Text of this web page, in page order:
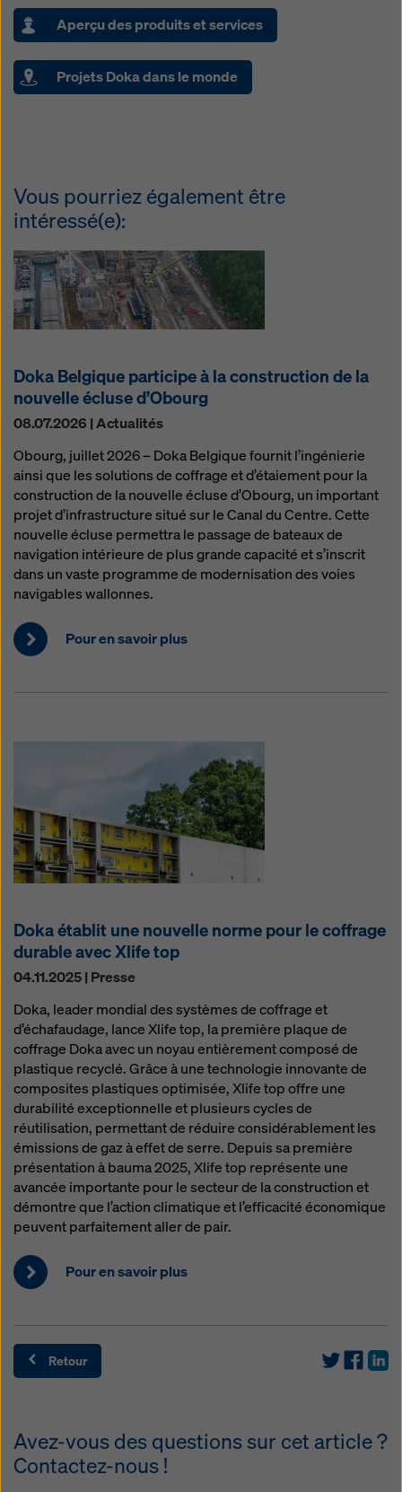
Aperçu des produits et services
Projets Doka dans le monde
Vous pourriez également être
intéressé(e):
Doka Belgique participe à la construction de la
nouvelle écluse d’Obourg
08.07.2026 | Actualités
Obourg, juillet 2026 – Doka Belgique fournit l’ingénierie
ainsi que les solutions de coffrage et d’étaiement pour la
construction de la nouvelle écluse d’Obourg, un important
projet d’infrastructure situé sur le Canal du Centre. Cette
nouvelle écluse permettra le passage de bateaux de
navigation intérieure de plus grande capacité et s’inscrit
dans un vaste programme de modernisation des voies
navigables wallonnes.
Pour en savoir plus
Doka établit une nouvelle norme pour le coffrage
durable avec Xlife top
04.11.2025 | Presse
Doka, leader mondial des systèmes de coffrage et
d’échafaudage, lance Xlife top, la première plaque de
coffrage Doka avec un noyau entièrement composé de
plastique recyclé. Grâce à une technologie innovante de
composites plastiques optimisée, Xlife top offre une
durabilité exceptionnelle et plusieurs cycles de
réutilisation, permettant de réduire considérablement les
émissions de gaz à effet de serre. Depuis sa première
présentation à bauma 2025, Xlife top représente une
avancée importante pour le secteur de la construction et
démontre que l’action climatique et l’efficacité économique
peuvent parfaitement aller de pair.
Pour en savoir plus
Retour
Avez-vous des questions sur cet article ?
Contactez-nous !